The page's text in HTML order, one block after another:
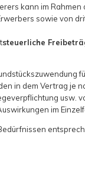
kann im
sowie von
steuerliche
in dem Vertrag je
usw.
im